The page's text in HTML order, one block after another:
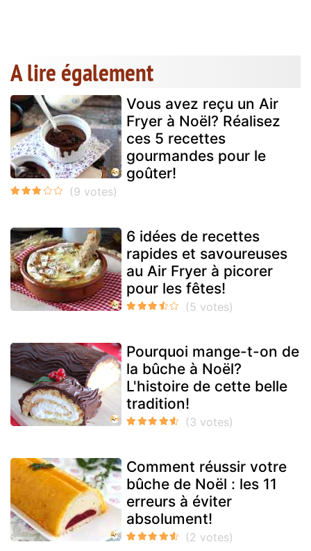
A lire également
Vous avez reçu un Air
Fryer à Noël? Réalisez
ces 5 recettes
gourmandes pour le
goûter!
6 idées de recettes
rapides et savoureuses
au Air Fryer à picorer
pour les fêtes!
Pourquoi mange-t-on de
la bûche à Noël?
L'histoire de cette belle
tradition!
Comment réussir votre
bûche de Noël : les 11
erreurs à éviter
absolument!